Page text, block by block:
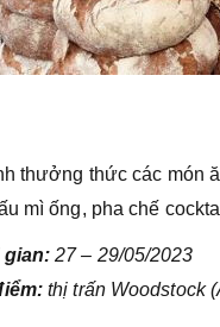
thưởng thức các món
mì ống, pha chế
gian: 27 – 29/05/2023
thị trấn Woodstock